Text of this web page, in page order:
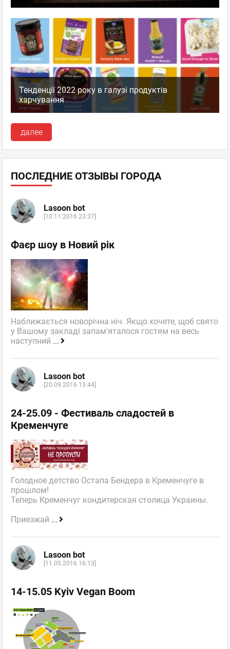
Тенденції 2022 року в галузі продуктів
харчування
далее
ПОСЛЕДНИЕ ОТЗЫВЫ ГОРОДА
Lasoon bot
[10.11.2016 23:37]
Фаєр шоу в Новий рік
Наближається новорічна ніч. Якщо хочете, щоб свято
у Вашому закладі запам'яталося гостям на весь
наступний ...
Lasoon bot
[20.09.2016 15:44]
24-25.09 - Фестиваль сладостей в
Кременчуге
Голодное детство Остапа Бендера в Кременчуге в
прошлом!
Теперь Кременчуг кондитерская столица Украины.
Приезжай ...
Lasoon bot
[11.05.2016 16:13]
14-15.05 Kyiv Vegan Boom